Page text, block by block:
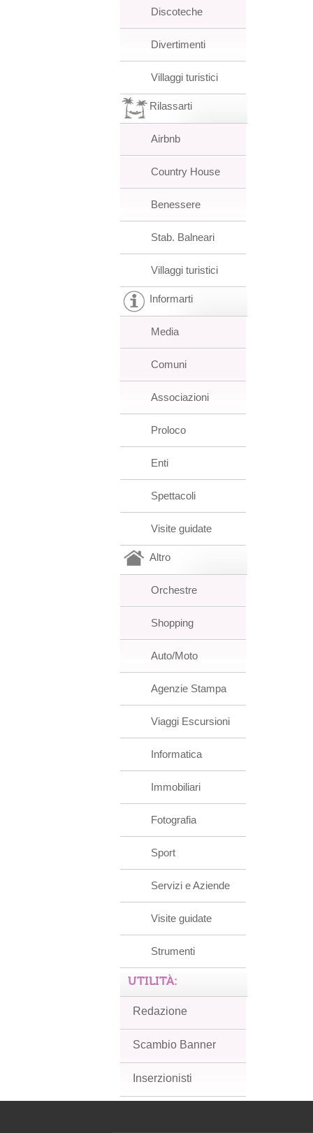
Discoteche
Divertimenti
Villaggi turistici
Rilassarti
Airbnb
Country House
Benessere
Stab. Balneari
Villaggi turistici
Informarti
Media
Comuni
Associazioni
Proloco
Enti
Spettacoli
Visite guidate
Altro
Orchestre
Shopping
Auto/Moto
Agenzie Stampa
Viaggi Escursioni
Informatica
Immobiliari
Fotografia
Sport
Servizi e Aziende
Visite guidate
Strumenti
UTILITÀ:
Redazione
Scambio Banner
Inserzionisti